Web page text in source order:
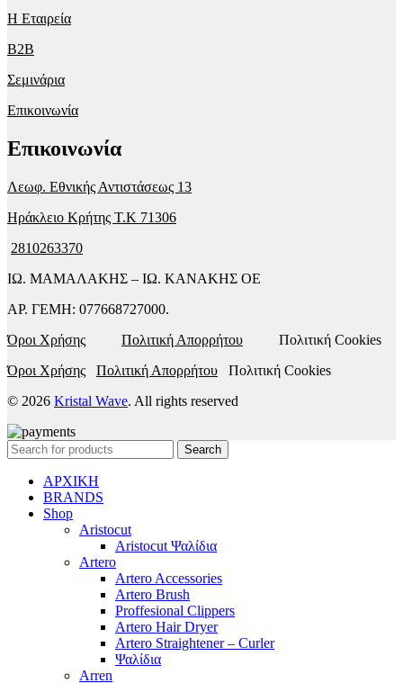
Η Εταιρεία
B2B
Σεμινάρια
Επικοινωνία
Επικοινωνία
Λεωφ. Εθνικής Αντιστάσεως 13
Ηράκλειο Κρήτης T.K 71306
2810263370
ΙΩ. ΜΑΜΑΛΑΚΗΣ – ΙΩ. ΚΑΝΑΚΗΣ ΟΕ
ΑΡ. ΓΕΜΗ: 077668727000.
Όροι Χρήσης
Πολιτική Απορρήτου Πολιτική Cookies
Όροι Χρήσης
Πολιτική Απορρήτου Πολιτική Cookies
© 2026 Kristal Wave. All rights reserved
Search
ΑΡΧΙΚΗ
BRANDS
Shop
Aristocut
Aristocut Ψαλίδια
Artero
Artero Accessories
Artero Brush
Proffesional Clippers
Artero Hair Dryer
Artero Straightener – Curler
Ψαλίδια
Arren